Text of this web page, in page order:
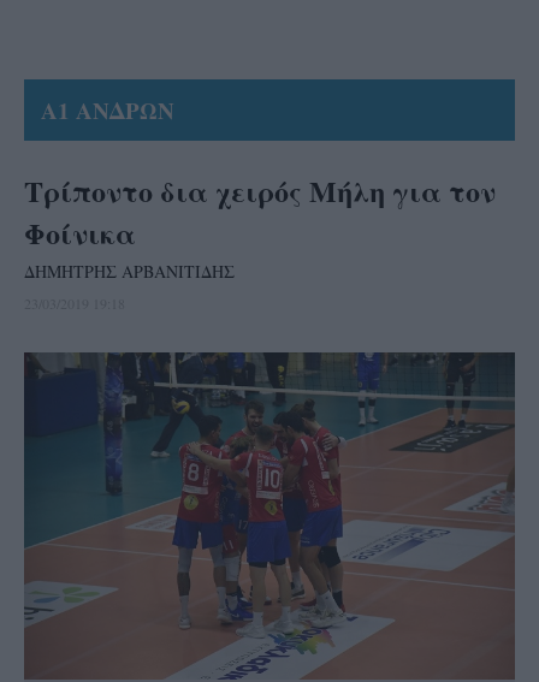
Α1 ΑΝΔΡΩΝ
Τρίποντο δια χειρός Μήλη για τον
Φοίνικα
ΔΗΜΗΤΡΗΣ ΑΡΒΑΝΙΤΙΔΗΣ